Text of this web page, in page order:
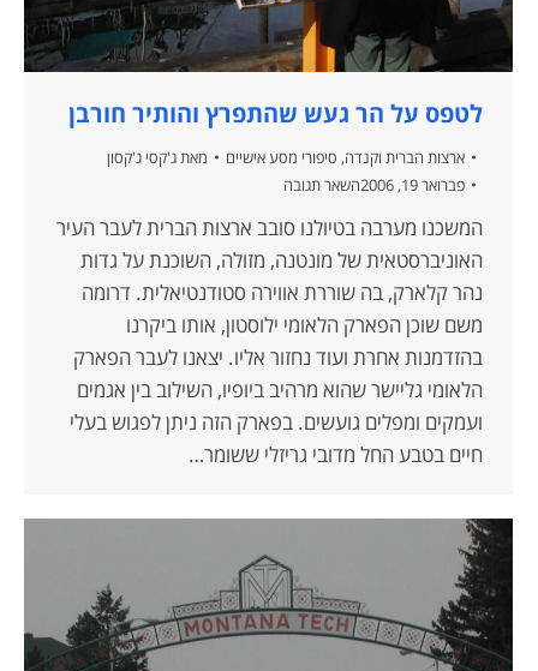
לטפס על הר געש שהתפרץ והותיר חורבן
ארצות הברית וקנדה, סיפורי מסע אישיים מאת ג'קסי ג'קסון
פברואר 19, 2006
השאר תגובה
המשכנו מערבה בטיולנו סובב ארצות הברית לעבר העיר
האוניברסטאית של מונטנה, מזולה, השוכנת על גדות
נהר קלארק, בה שוררת אווירה סטודנטיאלית. דרומה
משם שוכן הפארק הלאומי ילוסטון, אותו ביקרנו
בהזדמנות אחרת ועוד נחזור אליו. יצאנו לעבר הפארק
הלאומי גליישר שהוא מרהיב ביופיו, השילוב בין אגמים
ועמקים ומפלים גועשים. בפארק הזה ניתן לפגוש בעלי
חיים בטבע החל מדובי גריזלי ששומר…